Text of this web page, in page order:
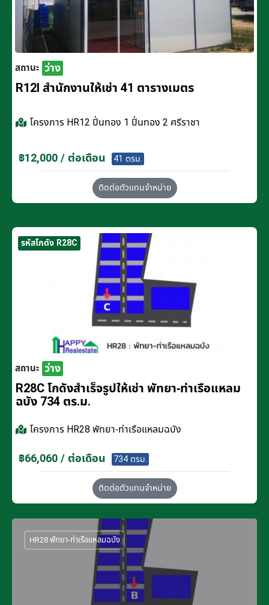
สถานะ ว่าง
R12I สำนักงานให้เช่า 41 ตารางเมตร
โครงการ HR12 ปิ่นทอง 1 ปิ่นทอง 2 ศรีราชา
฿12,000 / ต่อเดือน 41 ตรม.
ติดต่อตัวแทนจำหน่าย
รหัสโกดัง R28C
สถานะ ว่าง
R28C โกดังสำเร็จรูปให้เช่า พัทยา-ท่าเรือแหลม
ฉบัง 734 ตร.ม.
โครงการ HR28 พัทยา-ท่าเรือแหลมฉบัง
฿66,060 / ต่อเดือน 734 ตรม.
ติดต่อตัวแทนจำหน่าย
HR28 พัทยา-ท่าเรือแหลมฉบัง